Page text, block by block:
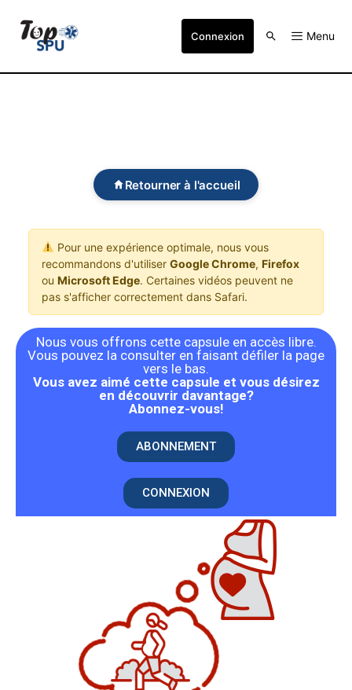
Connexion Menu
Retourner à l'accueil
Pour une expérience optimale, nous vous
recommandons d'utiliser Google Chrome, Firefox
ou Microsoft Edge. Certaines vidéos peuvent ne
pas s'afficher correctement dans Safari.
Nous vous offrons cette capsule en accès libre.
Vous pouvez la consulter en faisant défiler la page
vers le bas.
Vous avez aimé cette capsule et vous désirez
en découvrir davantage?
Abonnez-vous!
ABONNEMENT
CONNEXION